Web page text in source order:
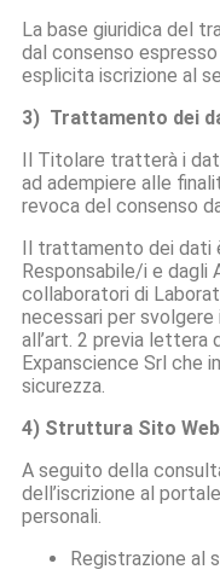
La base giuridica del
dal consenso
esplicita iscrizione al
3) Trattamento dei
Il Titolare tratterà i
ad adempiere alle
revoca del consenso
Il trattamento dei dati
Responsabile/i e dagli
collaboratori di
necessari per
all’art. 2 previa lettera
Expanscience Srl che
sicurezza.
4) Struttura Sito
A seguito della
dell’iscrizione al
personali.
Registrazione al